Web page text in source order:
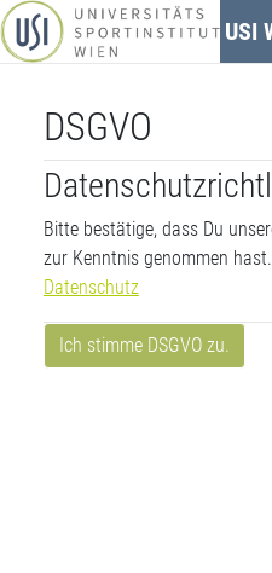
Zum Hauptinhalt
USI
DSGVO
Bitte bestätige, dass Du
zur Kenntnis genommen
Datenschutz
Ich stimme DSGVO zu.